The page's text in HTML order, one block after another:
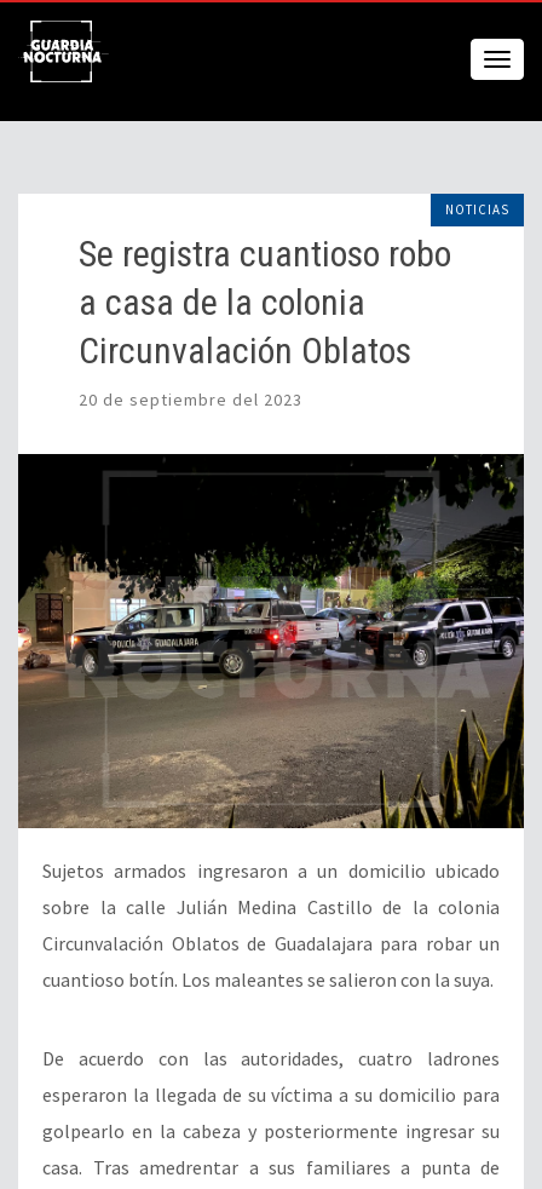
NOTICIAS
Se registra cuantioso robo
a casa de la colonia
Circunvalación Oblatos
20 de septiembre del 2023
Sujetos armados ingresaron a un domicilio ubicado
sobre la calle Julián Medina Castillo de la colonia
Circunvalación Oblatos de Guadalajara para robar un
cuantioso botín. Los maleantes se salieron con la suya.
De acuerdo con las autoridades, cuatro ladrones
esperaron la llegada de su víctima a su domicilio para
golpearlo en la cabeza y posteriormente ingresar su
casa. Tras amedrentar a sus familiares a punta de